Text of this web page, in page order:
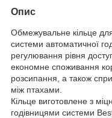
Опис
Обмежувальне кільце
системи автоматичної
регулювання рівня
економне споживання
розсипання, а також
між птахами.
Кільце виготовлене з
годівницями системи